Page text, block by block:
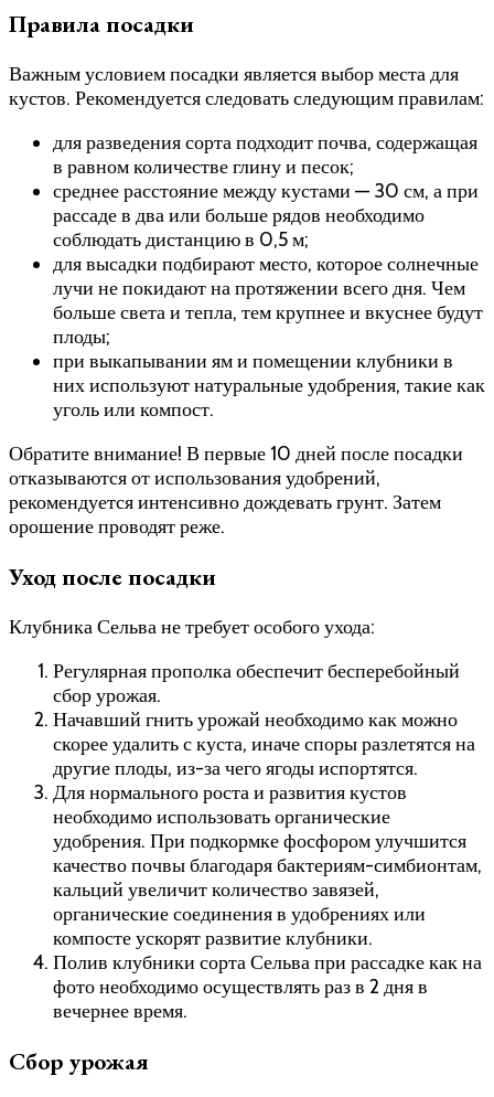
Правила посадки
Важным условием посадки является выбор места для
кустов. Рекомендуется следовать следующим правилам:
для разведения сорта подходит почва, содержащая
в равном количестве глину и песок;
среднее расстояние между кустами — 30 см, а при
рассаде в два или больше рядов необходимо
соблюдать дистанцию в 0,5 м;
для высадки подбирают место, которое солнечные
лучи не покидают на протяжении всего дня. Чем
больше света и тепла, тем крупнее и вкуснее будут
плоды;
при выкапывании ям и помещении клубники в
них используют натуральные удобрения, такие как
уголь или компост.
Обратите внимание! В первые 10 дней после посадки
отказываются от использования удобрений,
рекомендуется интенсивно дождевать грунт. Затем
орошение проводят реже.
Уход после посадки
Клубника Сельва не требует особого ухода:
Регулярная прополка обеспечит бесперебойный
сбор урожая.
Начавший гнить урожай необходимо как можно
скорее удалить с куста, иначе споры разлетятся на
другие плоды, из-за чего ягоды испортятся.
Для нормального роста и развития кустов
необходимо использовать органические
удобрения. При подкормке фосфором улучшится
качество почвы благодаря бактериям-симбионтам,
кальций увеличит количество завязей,
органические соединения в удобрениях или
компосте ускорят развитие клубники.
Полив клубники сорта Сельва при рассадке как на
фото необходимо осуществлять раз в 2 дня в
вечернее время.
Сбор урожая